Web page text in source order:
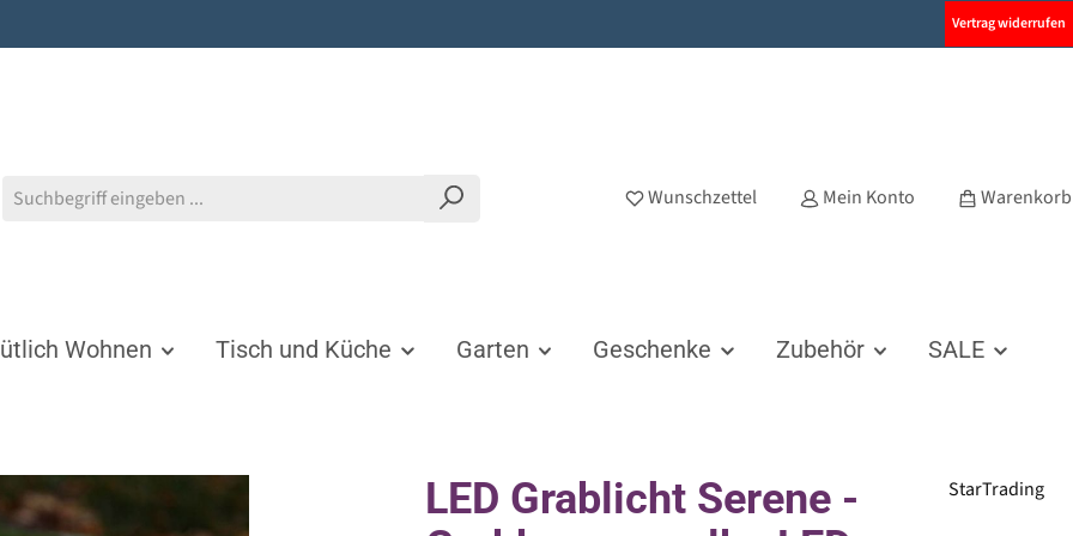
Vertrag widerrufen
Wunschzettel Mein Konto Warenkorb
Wohnen Tisch und Küche Garten Geschenke Zubehör SALE
LED Grablicht Serene -
StarTrading